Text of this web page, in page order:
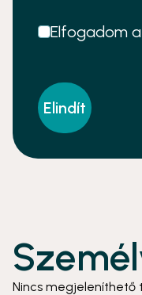
Elfogadom
Elindít
Nincs megjeleníthető